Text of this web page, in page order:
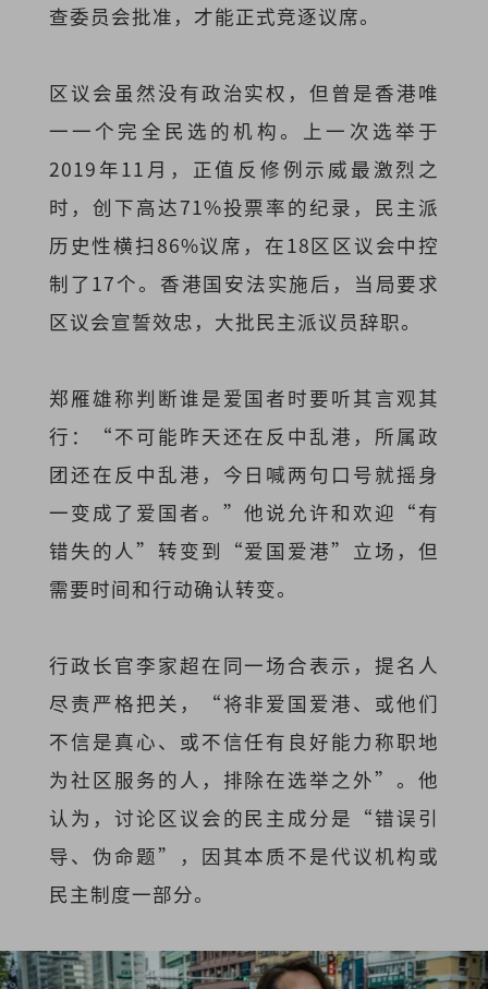
查委员会批准，才能正式竞逐议席。
区议会虽然没有政治实权，但曾是香港唯
一一个完全民选的机构。上一次选举于
2019年11月，正值反修例示威最激烈之
时，创下高达71%投票率的纪录，民主派
历史性横扫86%议席，在18区区议会中控
制了17个。香港国安法实施后，当局要求
区议会宣誓效忠，大批民主派议员辞职。
郑雁雄称判断谁是爱国者时要听其言观其
行：“不可能昨天还在反中乱港，所属政
团还在反中乱港，今日喊两句口号就摇身
一变成了爱国者。”他说允许和欢迎“有
错失的人”转变到“爱国爱港”立场，但
需要时间和行动确认转变。
行政长官李家超在同一场合表示，提名人
尽责严格把关，“将非爱国爱港、或他们
不信是真心、或不信任有良好能力称职地
为社区服务的人，排除在选举之外”。他
认为，讨论区议会的民主成分是“错误引
导、伪命题”，因其本质不是代议机构或
民主制度一部分。